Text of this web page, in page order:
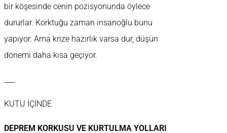
bir köşesinde cenin pozisyonunda öylece
dururlar. Korktuğu zaman insanoğlu bunu
yapıyor. Ama krize hazırlık varsa dur, düşün
dönemi daha kısa geçiyor.
KUTU İÇİNDE
DEPREM KORKUSU VE KURTULMA YOLLARI